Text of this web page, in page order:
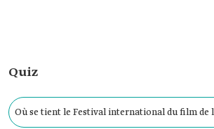
Quiz
Où se tient le Festival international du film de